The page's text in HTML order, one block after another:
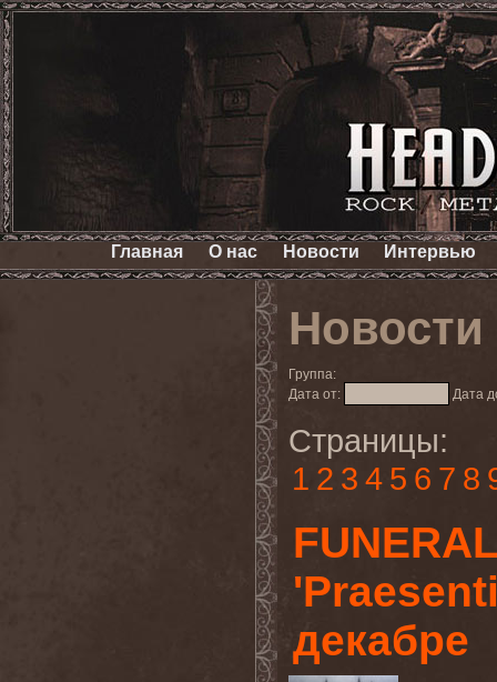
Главная О нас Новости Интервью
Новости
Группа:
Дата от:
Дата
Страницы:
1 2 3 4 5 6 7 8
декабре